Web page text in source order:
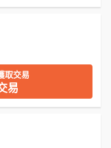
取交易
易